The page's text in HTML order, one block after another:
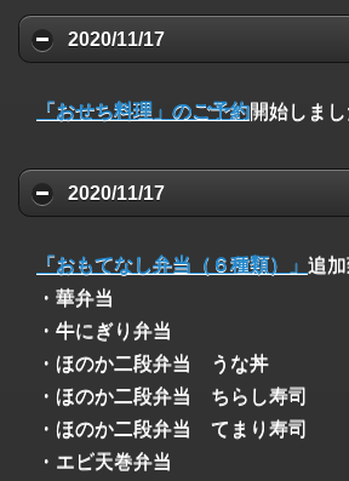
2020/11/17
「おせち料理」のご予約開始しまし
2020/11/17
「おもてなし弁当（６種類）」 追加
・華弁当
・牛にぎり弁当
・ほのか二段弁当 うな丼
・ほのか二段弁当 ちらし寿司
・ほのか二段弁当 てまり寿司
・エビ天巻弁当